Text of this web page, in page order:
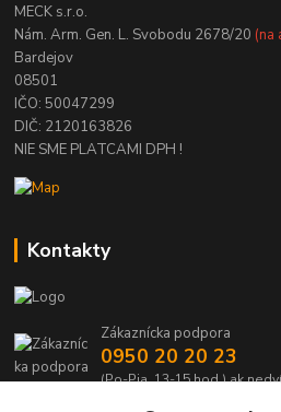
MECK s.r.o.
Nám. Arm. Gen. L. Svobodu 2678/20 (na
Bardejov
08501
IČO: 50047299
DIČ: 2120163826
NIE SME PLATCAMI DPH !
Kontakty
Zákaznícka podpora
0950 20 20 23
(Po-Pia, 13-15 hod.) ak